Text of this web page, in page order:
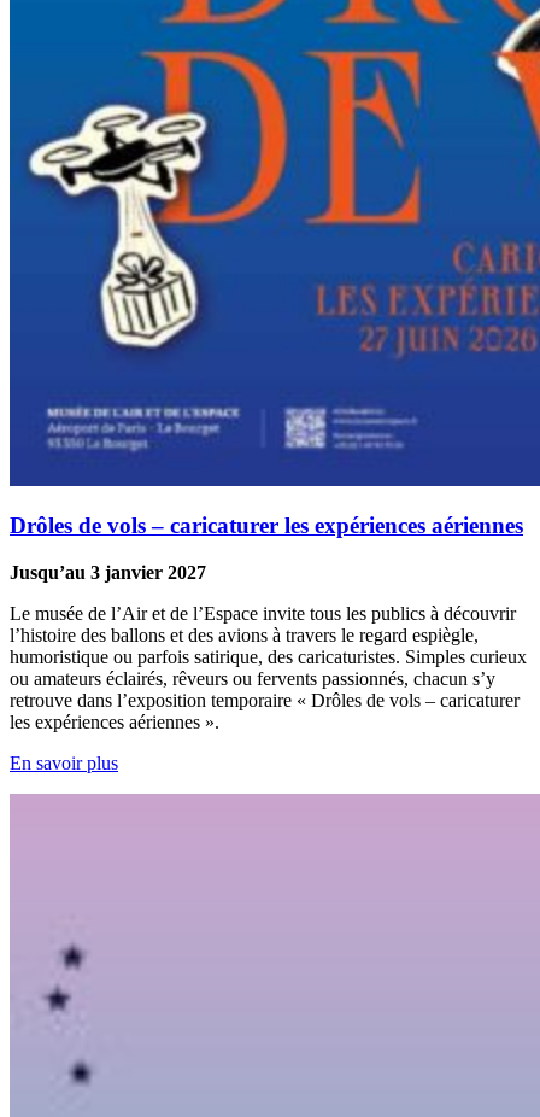
Drôles de vols – caricaturer les expériences aériennes
Jusqu’au 3 janvier 2027
Le musée de l’Air et de l’Espace invite tous les publics à découvrir
l’histoire des ballons et des avions à travers le regard espiègle,
humoristique ou parfois satirique, des caricaturistes. Simples curieux
ou amateurs éclairés, rêveurs ou fervents passionnés, chacun s’y
retrouve dans l’exposition temporaire « Drôles de vols – caricaturer
les expériences aériennes ».
En savoir plus